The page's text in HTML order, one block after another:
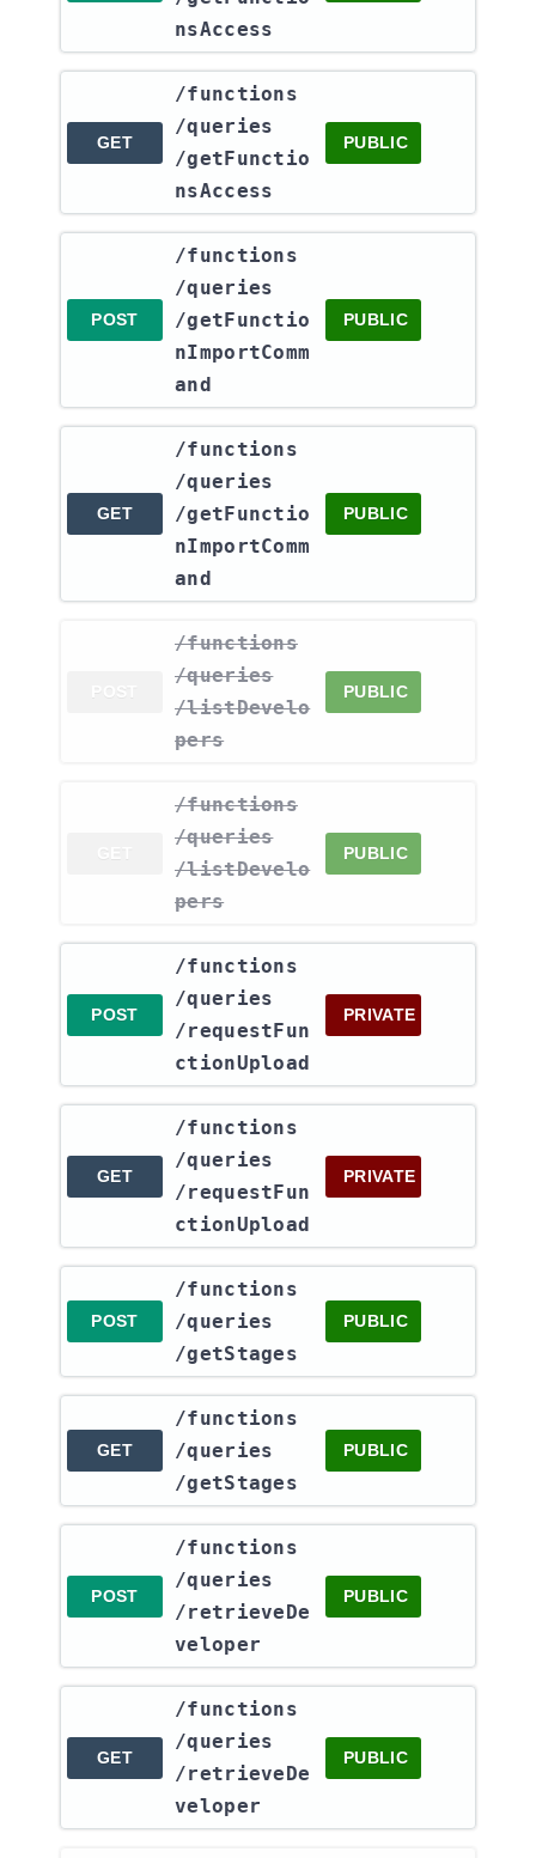
nsAccess
GET
​/functions​
/queries​
/getFunctio
nsAccess
PUBLIC
POST
​/functions​
/queries​
/getFunctio
nImportComm
and
PUBLIC
GET
​/functions​
/queries​
/getFunctio
nImportComm
and
PUBLIC
POST
​/functions​
/queries​
/listDevelo
pers
PUBLIC
GET
​/functions​
/queries​
/listDevelo
pers
PUBLIC
POST
​/functions​
/queries​
/requestFun
ctionUpload
PRIVATE
GET
​/functions​
/queries​
/requestFun
ctionUpload
PRIVATE
POST
​/functions​
/queries​
/getStages
PUBLIC
GET
​/functions​
/queries​
/getStages
PUBLIC
POST
​/functions​
/queries​
/retrieveDe
veloper
PUBLIC
GET
​/functions​
/queries​
/retrieveDe
veloper
PUBLIC